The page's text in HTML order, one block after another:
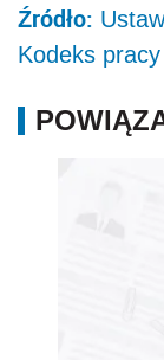
Źródło:
Kodeks pracy